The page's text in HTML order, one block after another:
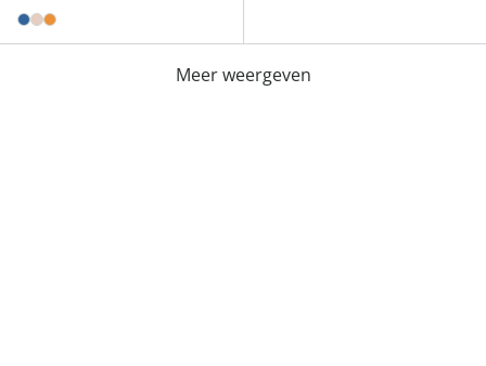
Meer weergeven